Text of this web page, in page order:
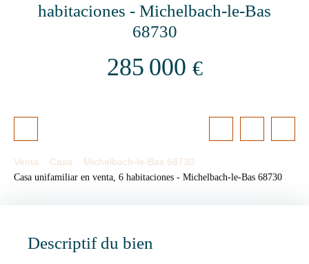
habitaciones - Michelbach-le-Bas
68730
285 000 €
Venta Casa
Michelbach-le-Bas 68730
Casa unifamiliar en venta, 6 habitaciones - Michelbach-le-Bas 68730
Descriptif du bien